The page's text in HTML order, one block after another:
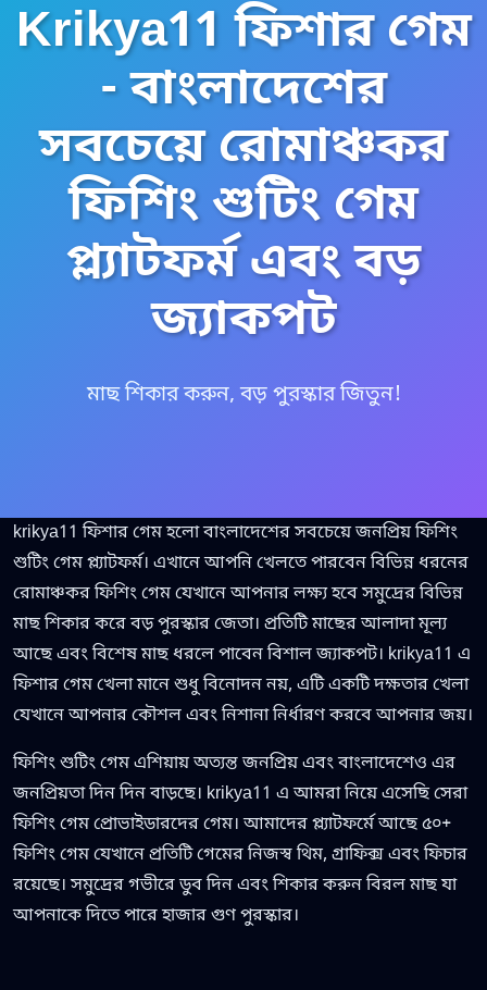
Krikya11 ফিশার গেম
- বাংলাদেশের
সবচেয়ে রোমাঞ্চকর
ফিশিং শুটিং গেম
প্ল্যাটফর্ম এবং বড়
জ্যাকপট
মাছ শিকার করুন, বড় পুরস্কার জিতুন!
krikya11 ফিশার গেম হলো বাংলাদেশের সবচেয়ে জনপ্রিয় ফিশিং
শুটিং গেম প্ল্যাটফর্ম। এখানে আপনি খেলতে পারবেন বিভিন্ন ধরনের
রোমাঞ্চকর ফিশিং গেম যেখানে আপনার লক্ষ্য হবে সমুদ্রের বিভিন্ন
মাছ শিকার করে বড় পুরস্কার জেতা। প্রতিটি মাছের আলাদা মূল্য
আছে এবং বিশেষ মাছ ধরলে পাবেন বিশাল জ্যাকপট। krikya11 এ
ফিশার গেম খেলা মানে শুধু বিনোদন নয়, এটি একটি দক্ষতার খেলা
যেখানে আপনার কৌশল এবং নিশানা নির্ধারণ করবে আপনার জয়।
ফিশিং শুটিং গেম এশিয়ায় অত্যন্ত জনপ্রিয় এবং বাংলাদেশেও এর
জনপ্রিয়তা দিন দিন বাড়ছে। krikya11 এ আমরা নিয়ে এসেছি সেরা
ফিশিং গেম প্রোভাইডারদের গেম। আমাদের প্ল্যাটফর্মে আছে ৫০+
ফিশিং গেম যেখানে প্রতিটি গেমের নিজস্ব থিম, গ্রাফিক্স এবং ফিচার
রয়েছে। সমুদ্রের গভীরে ডুব দিন এবং শিকার করুন বিরল মাছ যা
আপনাকে দিতে পারে হাজার গুণ পুরস্কার।